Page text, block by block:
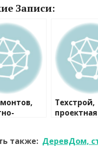
Записи:
Техстрой,
проектная
также: ДеревДом,